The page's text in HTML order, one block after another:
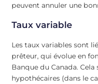
peuvent annuler une
Taux variable
Les taux variables sont
prêteur, qui évolue en
Banque du Canada.
hypothécaires (dans le